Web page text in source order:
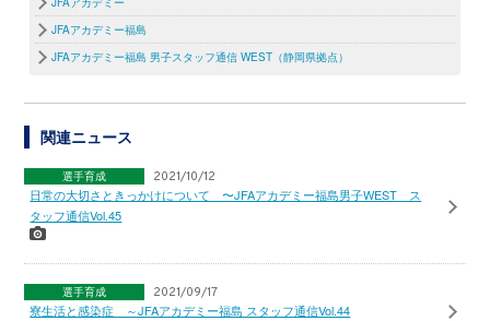
JFAアカデミー福島
JFAアカデミー福島 男子スタッフ通信 WEST（静岡県拠点）
関連ニュース
選手育成 2021/10/12
日常の大切さときっかけについて 〜JFAアカデミー福島男子WEST ス
タッフ通信Vol.45
選手育成 2021/09/17
寮生活と感染症 ～JFAアカデミー福島 スタッフ通信Vol.44